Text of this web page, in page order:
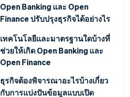
Open Banking และ Open
Finance ปรับปรุงธุรกิจได้อย่างไร
เทคโนโลยีและมาตรฐานใดบ้างที่
ช่วยให้เกิด Open Banking และ
Open Finance
ธุรกิจต้องพิจารณาอะไรบ้างเกี่ยว
กับการแบ่งปันข้อมูลแบบเปิด